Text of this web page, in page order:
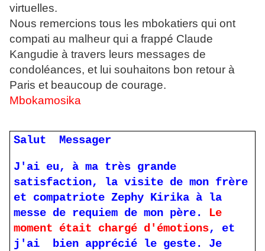
virtuelles.
Nous remercions tous les mbokatiers qui ont
compati au malheur qui a frappé Claude
Kangudie à travers leurs messages de
condoléances, et lui souhaitons bon retour à
Paris et beaucoup de courage.
Mbokamosika
Salut Messager
J'ai eu, à ma très grande
satisfaction, la visite de mon frère
et compatriote Zephy Kirika à la
messe de requiem de mon père.
Le
moment était chargé d'émotions, et
j'ai bien apprécié le geste. Je